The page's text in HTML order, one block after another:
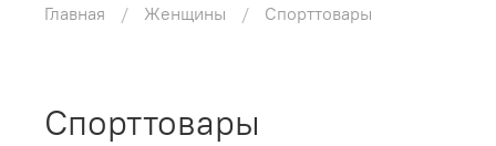
Главная Женщины Спорттовары
Спорттовары